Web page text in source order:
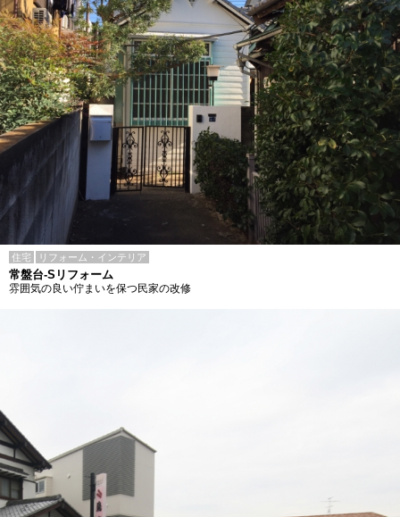
住宅 リフォーム・インテリア
常盤台-Sリフォーム
雰囲気の良い佇まいを保つ民家の改修